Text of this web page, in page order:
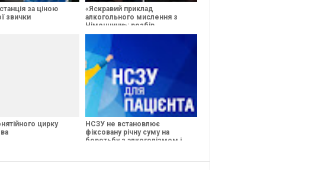
за ціною
звички
«Яскравий приклад
алкогольного мислення з
Німеччини»: розбір
маніпулятивних установок
цирку
НСЗУ не встановлює
фіксовану річну суму на
боротьбу з алкоголізмом і